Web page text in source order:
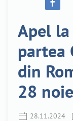
Apel
partea
din
28
28.11.2024